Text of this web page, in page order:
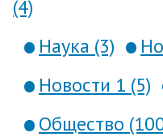
(4)
Наука (3)
Новости 1 (5)
Общество